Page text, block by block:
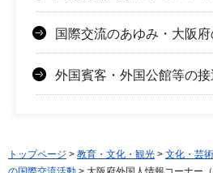
国際交流のあゆみ・大阪
外国賓客・外国公館等の
トップページ > 教育・文化・観光 > 文化・芸術